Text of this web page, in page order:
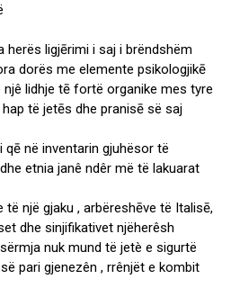
herës ligjērimi i saj i brëndshëm
dorës me elemente psikologjikē
njê lidhje tē fortë organike mes tyre
të jetēs dhe pranisē së saj
në inventarin gjuhësor të
etnia janê ndêr më të lakuarat
të një gjaku , arbëreshēve të Italisē,
dhe sinjifikativet njëherêsh
nuk mund të jetè e sigurtë
pari gjenezên , rrênjët e kombit